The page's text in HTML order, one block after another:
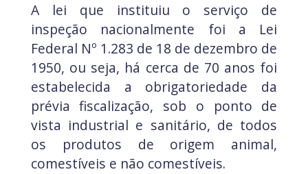
A lei que instituiu o serviço de
inspeção nacionalmente foi a Lei
Federal Nº 1.283 de 18 de dezembro de
1950, ou seja, há cerca de 70 anos foi
estabelecida a obrigatoriedade da
prévia fiscalização, sob o ponto de
vista industrial e sanitário, de todos
os produtos de origem animal,
comestíveis e não comestíveis.